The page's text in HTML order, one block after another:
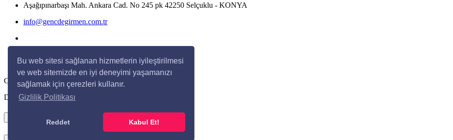
Bu web sitesi sağlanan hizmetlerin iyileştirilmesi
ve web sitemizde en iyi deneyimi yaşamanızı
sağlamak için çerezleri kullanır.
Gizlilik Politikası
Reddet Kabul Et!
Aşağıpınarbaşı Mah. Ankara Cad. No 245 pk 42250 Selçuklu - KONYA
info@gencdegirmen.com.tr
Copyright © 2020 Genç Değirmen Tüm hakları saklıdır.
Desing with byDivaynTasarım